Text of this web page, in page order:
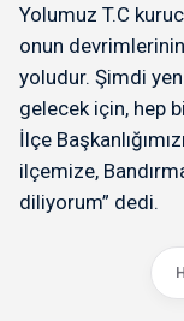
Yolumuz T.C
onun
yoludur. Şimdi
gelecek için, hep
İlçe
ilçemize,
diliyorum” dedi.